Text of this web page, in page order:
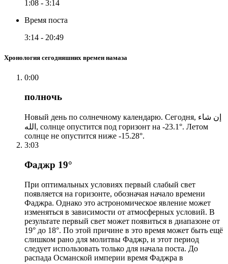
1:08 - 3:14
Время поста
3:14 - 20:49
Хронология сегодняшних времен намаза
0:00
полночь
Новый день по солнечному календарю. Сегодня, إن شاء
الله, солнце опустится под горизонт на -23.1°. Летом
солнце не опустится ниже -15.28°.
3:03
Фаджр 19°
При оптимальных условиях первый слабый свет
появляется на горизонте, обозначая начало времени
Фаджра. Однако это астрономическое явление может
изменяться в зависимости от атмосферных условий. В
результате первый свет может появиться в диапазоне от
19° до 18°. По этой причине в это время может быть ещё
слишком рано для молитвы Фаджр, и этот период
следует использовать только для начала поста. До
распада Османской империи время Фаджра в